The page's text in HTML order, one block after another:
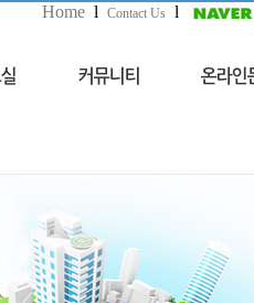
Home l Contact Us l